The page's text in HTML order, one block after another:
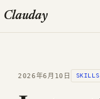
Clauday
2026年6月10日 SKILLS